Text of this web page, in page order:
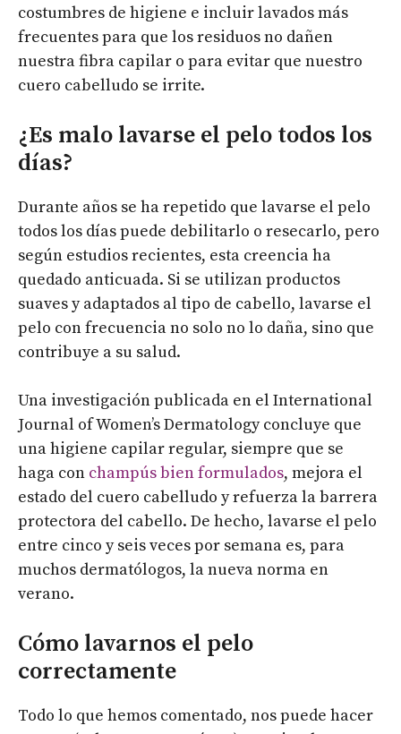
costumbres de higiene e incluir lavados más
frecuentes para que los residuos no dañen
nuestra fibra capilar o para evitar que nuestro
cuero cabelludo se irrite.
¿Es malo lavarse el pelo todos los
días?
Durante años se ha repetido que lavarse el pelo
todos los días puede debilitarlo o resecarlo, pero
según estudios recientes, esta creencia ha
quedado anticuada. Si se utilizan productos
suaves y adaptados al tipo de cabello, lavarse el
pelo con frecuencia no solo no lo daña, sino que
contribuye a su salud.
Una investigación publicada en el International
Journal of Women’s Dermatology concluye que
una higiene capilar regular, siempre que se
haga con champús bien formulados, mejora el
estado del cuero cabelludo y refuerza la barrera
protectora del cabello. De hecho, lavarse el pelo
entre cinco y seis veces por semana es, para
muchos dermatólogos, la nueva norma en
verano.
Cómo lavarnos el pelo
correctamente
Todo lo que hemos comentado, nos puede hacer